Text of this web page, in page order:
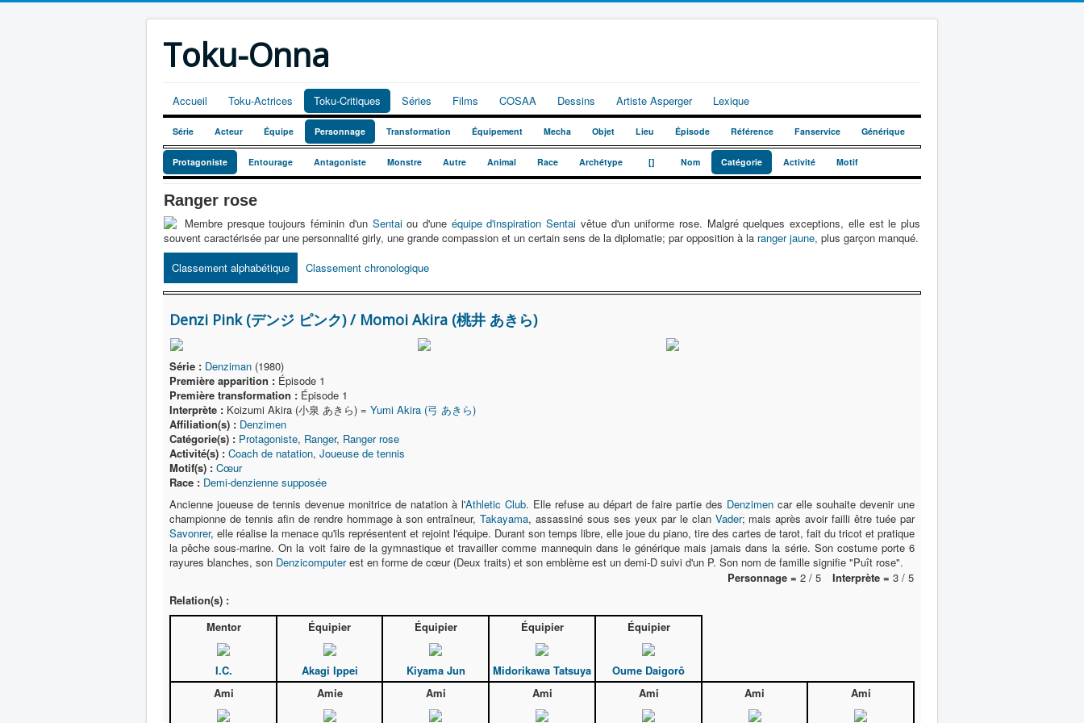
Toku-Onna
Accueil Toku-Actrices Toku-Critiques Séries Films COSAA Dessins Artiste Asperger Lexique
Série Acteur Équipe Personnage Transformation Équipement Mecha Objet Lieu Épisode Référence Fanservice Générique
Protagoniste Entourage Antagoniste Monstre Autre Animal Race Archétype [] Nom Catégorie Activité Motif
Ranger rose
Membre presque toujours féminin d'un Sentaiou d'une équipe d'inspiration Sentai vêtue d'un uniforme rose. Malgré quelques exceptions, elle est le plus
souvent caractérisée par une personnalité girly, une grande compassion et un certain sens de la diplomatie; par opposition à la ranger jaune, plus garçon manqué.
Classement alphabétique
Classement chronologique
Denzi Pink (デンジ ピンク) / Momoi Akira (桃井 あきら)
Série : Denziman (1980)
Première apparition : Épisode 1
Première transformation : Épisode 1
Interprète : Koizumi Akira (小泉 あきら) = Yumi Akira (弓 あきら)
Affiliation(s) : Denzimen
Catégorie(s) : Protagoniste, Ranger, Ranger rose
Activité(s) : Coach de natation, Joueuse de tennis
Motif(s) : Cœur
Race : Demi-denzienne supposée
Ancienne joueuse de tennis devenue monitrice de natation à l'Athletic Club. Elle refuse au départ de faire partie des Denzimen car elle souhaite devenir une
championne de tennis afin de rendre hommage à son entraîneur,Takayama, assassiné sous ses yeux par le clan Vader; mais après avoir failli être tuée par
Savonrer, elle réalise la menace qu'ils représentent et rejoint l'équipe. Durant son temps libre, elle joue du piano, tire des cartes de tarot, fait du tricot et pratique
la pêche sous-marine. On la voit faire de la gymnastique et travailler comme mannequin dans le générique mais jamais dans la série. Son costume porte 6
rayures blanches, son Denzicomputerest en forme de cœur (Deux traits) et son emblème est un demi-D suivi d'un P. Son nom de famille signifie "Puît rose".
Personnage = 2 / 5 Interprète = 3 / 5
Relation(s) :
Mentor
I.C.
Équipier
Akagi Ippei
Équipier
Kiyama Jun
Équipier
Midorikawa Tatsuya
Équipier
Oume Daigorô
Ami
Amie Ami Ami Ami Ami Ami